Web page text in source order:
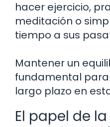
hacer ejercicio,
meditación o
tiempo a sus
Mantener un
fundamental
largo plazo en
El papel de la